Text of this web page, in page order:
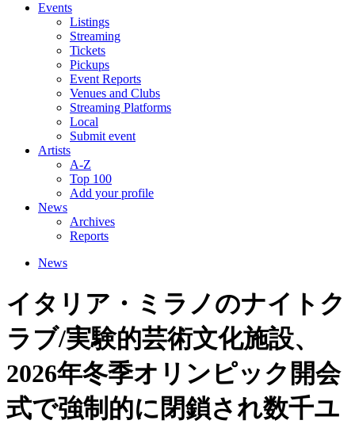
Events
Listings
Streaming
Tickets
Pickups
Event Reports
Venues and Clubs
Streaming Platforms
Local
Submit event
Artists
A-Z
Top 100
Add your profile
News
Archives
Reports
News
イタリア・ミラノのナイトク
ラブ/実験的芸術文化施設、
2026年冬季オリンピック開会
式で強制的に閉鎖され数千ユ